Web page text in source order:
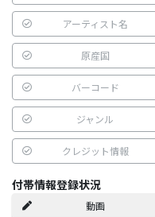
アーティスト名
原産国
バーコード
ジャンル
クレジット情報
付帯情報登録状況
動画